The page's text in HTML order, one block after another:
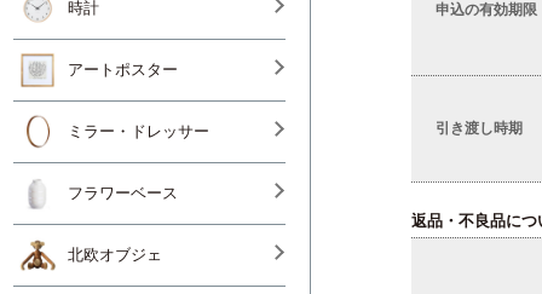
申込の有効期限
引き渡し時期
返品・不良品につ
時計
アートポスター
ミラー・ドレッサー
フラワーベース
北欧オブジェ